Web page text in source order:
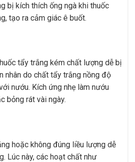
bị kích thích ống ngà khi thuốc
tạo ra cảm giác ê buốt.
tẩy trắng kém chất lượng dễ bị
nhân do chất tẩy trắng nồng độ
nướu. Kích ứng nhẹ làm nướu
bỏng rát vài ngày.
hoặc không đúng liều lượng dễ
Lúc này, các hoạt chất như